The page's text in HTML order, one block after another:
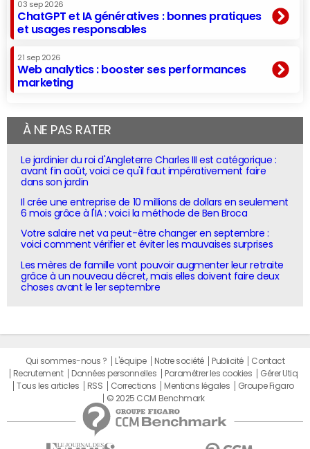
03 sep 2026
ChatGPT et IA génératives : bonnes pratiques
et usages responsables
21 sep 2026
Web analytics : booster ses performances
marketing
À NE PAS RATER
Le jardinier du roi d'Angleterre Charles III est catégorique :
avant fin août, voici ce qu'il faut impérativement faire
dans son jardin
Il crée une entreprise de 10 millions de dollars en seulement
6 mois grâce à l'IA : voici la méthode de Ben Broca
Votre salaire net va peut-être changer en septembre :
voici comment vérifier et éviter les mauvaises surprises
Les mères de famille vont pouvoir augmenter leur retraite
grâce à un nouveau décret, mais elles doivent faire deux
choses avant le 1er septembre
Qui sommes-nous ? L'équipe Notre société Publicité
Contact
Recrutement
Données personnelles Paramétrer les cookies
Gérer Utiq
Tous les articles
RSS Corrections Mentions légales
Groupe Figaro
© 2025 CCM Benchmark